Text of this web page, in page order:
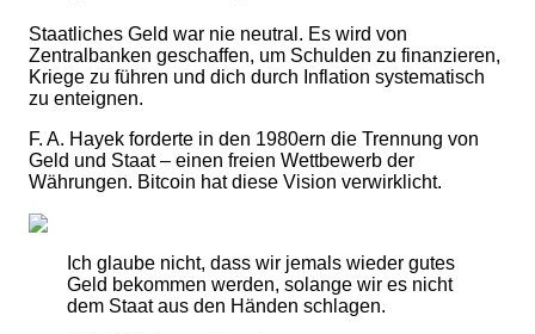
Staatliches Geld war nie neutral. Es wird von
Zentralbanken geschaffen, um Schulden zu finanzieren,
Kriege zu führen und dich durch Inflation systematisch
zu enteignen.
F. A. Hayek forderte in den 1980ern die Trennung von
Geld und Staat – einen freien Wettbewerb der
Währungen. Bitcoin hat diese Vision verwirklicht.
Ich glaube nicht, dass wir jemals wieder gutes
Geld bekommen werden, solange wir es nicht
dem Staat aus den Händen schlagen.